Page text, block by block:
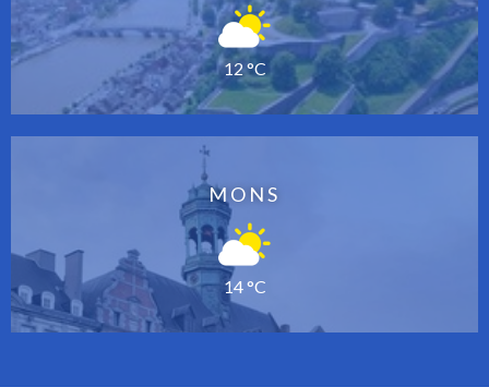
12 °C
MONS
14 °C